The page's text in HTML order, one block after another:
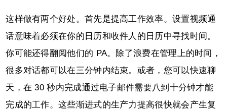
这样做有两个好处。首先是提高工作效率。设置视频通
话意味着必须在你的日历和收件人的日历中寻找时间。
你可能还得翻阅他们的 PA。除了浪费在管理上的时间，
很多对话都可以在三分钟内结束。或者，您可以快速聊
天，在 30 秒内完成通过电子邮件需要八到十分钟才能
完成的工作。这些渐进式的生产力提高很快就会产生复